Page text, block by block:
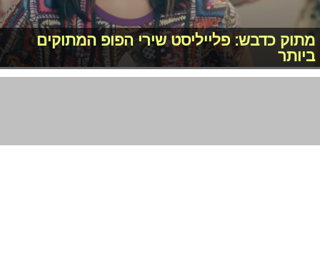
מתוק כדבש: פלייליסט שירי הפופ המתוקים
ביותר
מכתבים מהלב: "איך אפשר לפגוע כל כך באדם
שאתה אוהב?"